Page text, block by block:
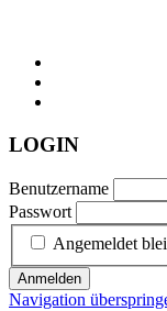
LOGIN
Benutzername
Passwort
Angemeldet
Anmelden
Navigation